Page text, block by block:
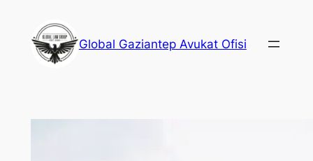
Global Gaziantep Avukat Ofisi